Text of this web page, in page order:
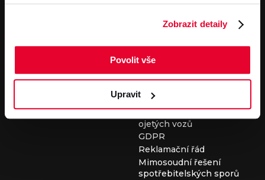
Zobrazit detaily
Povolit vše
Upravit
Servis
Cookies
Všeobecné obchodní
podmínky pro online
vozidel
Všeobecné obchodní
podmínky pro provádění
servisních prací
Všeobecné obchodní
podmínky při nákupu
ojetých vozů
GDPR
Reklamační řád
Mimosoudní řešení
spotřebitelských sporů